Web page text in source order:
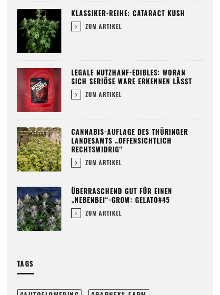
KLASSIKER-REIHE: CATARACT KUSH
ZUM ARTIKEL
LEGALE NUTZHANF-EDIBLES: WORAN
SICH SERIÖSE WARE ERKENNEN LÄSST
ZUM ARTIKEL
CANNABIS-AUFLAGE DES THÜRINGER
LANDESAMTS „OFFENSICHTLICH
RECHTSWIDRIG“
ZUM ARTIKEL
ÜBERRASCHEND GUT FÜR EINEN
„NEBENBEI“-GROW: GELATO#45
ZUM ARTIKEL
TAGS